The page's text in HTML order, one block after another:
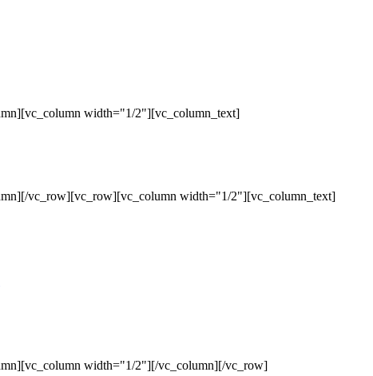
width="1/2"][vc_column_text]
vc_row][vc_row][vc_column width="1/2"][vc_column_text]
width="1/2"][/vc_column][/vc_row]